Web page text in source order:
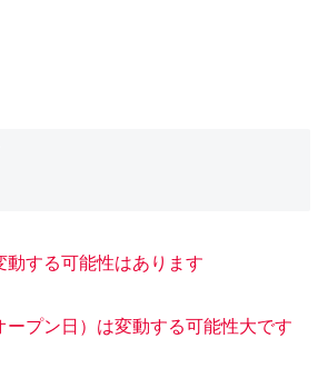
する可能性はあります
プン日）は変動する可能性大です